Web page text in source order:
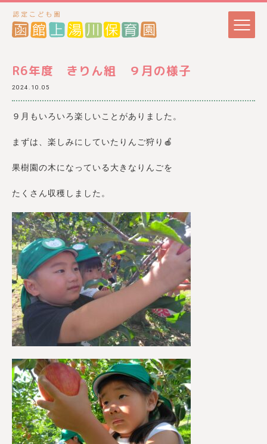
R6年度 きりん組 ９月の様子
2024.10.05
９月もいろいろ楽しいことがありました。
まずは、楽しみにしていたりんご狩り🍎
果樹園の木になっている大きなりんごを
たくさん収穫しました。